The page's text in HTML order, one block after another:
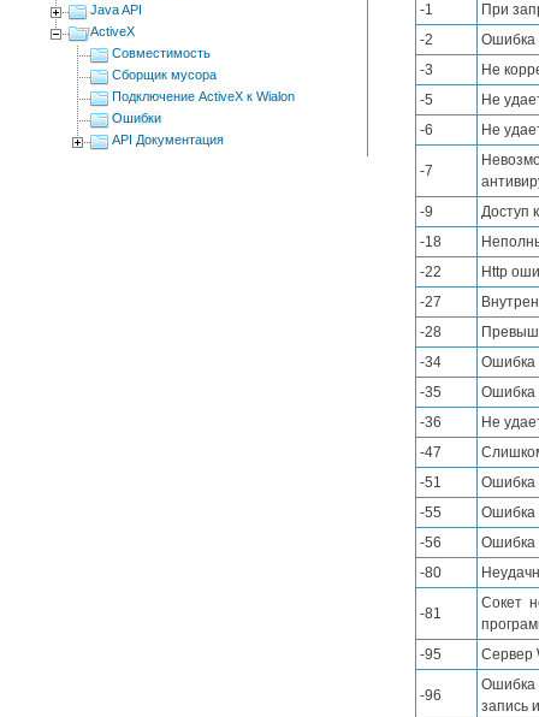
Java API
ActiveX
Совместимость
Сборщик мусора
Подключение ActiveX к Wialon
Ошибки
API Документация
-1
При
-2
Ошибка
-3
Не
-5
Не
-6
Не
-7
-9
Доступ
-18
-22
Http
-27
-28
-34
Ошибка
-35
Ошибка
-36
Не
-47
-51
Ошибка
-55
Ошибка
-56
Ошибка
-80
-81
Сокет
-95
Сервер
-96
Ошибка
запись